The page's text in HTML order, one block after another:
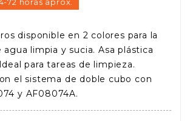
disponible en 2 colores para la
agua limpia y sucia. Asa plástica
para tareas de limpieza.
el sistema de doble cubo con
y AF08074A.